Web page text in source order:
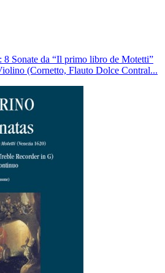
Sonate da “Il primo libro de Motetti”
(Cornetto, Flauto Dolce Contral...